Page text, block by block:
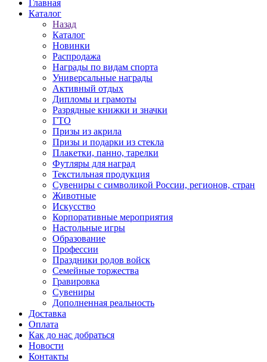
Главная
Каталог
Назад
Каталог
Новинки
Распродажа
Награды по видам спорта
Универсальные награды
Активный отдых
Дипломы и грамоты
Разрядные книжки и значки
ГТО
Призы из акрила
Призы и подарки из стекла
Плакетки, панно, тарелки
Футляры для наград
Текстильная продукция
Сувениры с символикой России, регионов, стран
Животные
Искусство
Корпоративные мероприятия
Настольные игры
Образование
Профессии
Праздники родов войск
Семейные торжества
Гравировка
Сувениры
Дополненная реальность
Доставка
Оплата
Как до нас добраться
Новости
Контакты